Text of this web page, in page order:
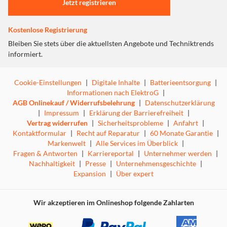
Der Lautsprecher, der den Standard setzt, an dem alle
High-End-Lösungen in den kommenden Jahren gemessen
auch die Rückkehr eines unserer legendärsten
Jetzt registrieren
Kostenlose Registrierung
Bleiben Sie stets über die aktuellsten Angebote und Techniktrends
informiert.
Cookie-Einstellungen | Digitale Inhalte | Batterieentsorgung |
Informationen nach ElektroG |
AGB Onlinekauf / Widerrufsbelehrung | Datenschutzerklärung
| Impressum | Erklärung der Barrierefreiheit |
Vertrag widerrufen | Sicherheitsprobleme | Anfahrt |
Kontaktformular | Recht auf Reparatur | 60 Monate Garantie |
Markenwelt | Alle Services im Überblick |
Fragen & Antworten | Karriereportal | Unternehmer werden |
Nachhaltigkeit | Presse | Unternehmensgeschichte |
Expansion | Über expert
Wir akzeptieren im Onlineshop folgende Zahlarten